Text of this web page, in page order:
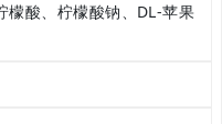
檬酸、柠檬酸钠、DL-苹果